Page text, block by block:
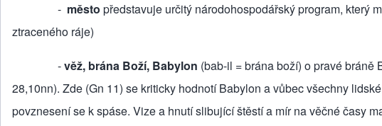
‑ město představuje určitý národohospodářský program, který
ztraceného ráje)
‑věž, brána Boží, Babylon (bab‑il = brána boží) o pravé
28,10nn). Zde (Gn 11) se kriticky hodnotí Babylon a vůbec všechny
povznesení se k spáse. Vize a hnutí slibující štěstí a mír na věčné časy